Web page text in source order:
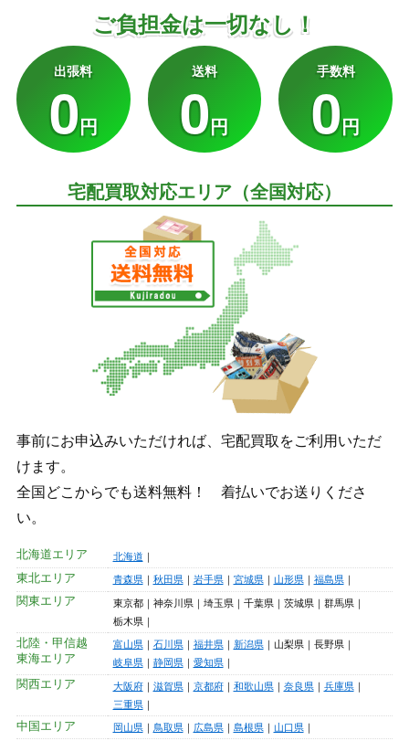
ご負担金は一切なし！
出張料
0円
送料
0円
手数料
0円
宅配買取対応エリア（全国対応）
事前にお申込みいただければ、宅配買取をご利用いただ
けます。
全国どこからでも送料無料！ 着払いでお送りくださ
い。
北海道エリア 北海道
東北エリア 青森県 秋田県 岩手県 宮城県 山形県 福島県
関東エリア 東京都 神奈川県 埼玉県 千葉県 茨城県
群馬県
栃木県
北陸・甲信越
東海エリア
富山県 石川県 福井県 新潟県 山梨県
長野県
岐阜県
静岡県 愛知県
関西エリア 大阪府 滋賀県 京都府 和歌山県 奈良県
兵庫県
三重県
中国エリア 岡山県 鳥取県 広島県 島根県 山口県